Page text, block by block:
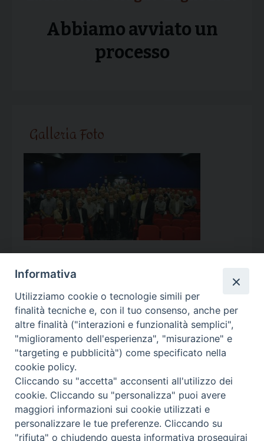
Abbiamo avviato un
processo
Galleria Foto
Calendario Appuntamenti
<< Ago 2026 >>
l m m g v s
d
27
28
3
4 5 6 7 8
9
10
11 12 13 14 15
17
18 19 21
Informativa
Utilizziamo cookie o tecnologie simili per
finalità tecniche e, con il tuo consenso, anche per
altre finalità ("interazioni e funzionalità semplici",
"miglioramento dell'esperienza", "misurazione" e
"targeting e pubblicità") come specificato nella
cookie policy.
Cliccando su "accetta" acconsenti all'utilizzo dei
cookie. Cliccando su "personalizza" puoi avere
maggiori informazioni sui cookie utilizzati e
personalizzare le tue preferenze. Cliccando su
"rifiuta" o chiudendo questa informativa proseguirai